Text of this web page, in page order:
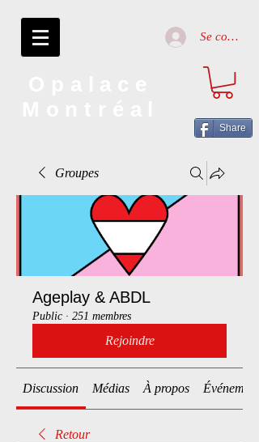
Se connecter
Share
Groupes
Ageplay & ABDL
Public · 251 membres
Rejoindre
Discussion Médias À propos Événements
Retour